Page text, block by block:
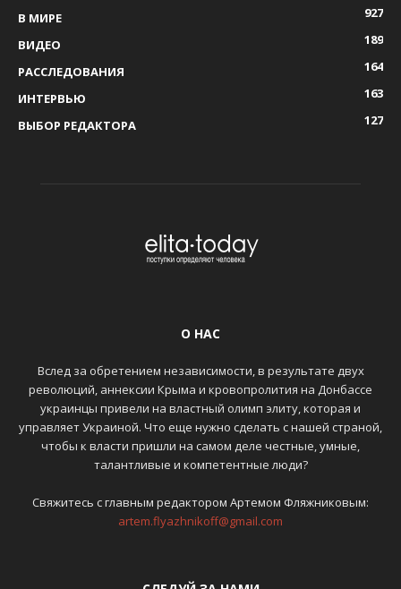
В МИРЕ
927
ВИДЕО
189
РАССЛЕДОВАНИЯ
164
ИНТЕРВЬЮ
163
ВЫБОР РЕДАКТОРА
127
О НАС
Вслед за обретением независимости, в результате двух
революций, аннексии Крыма и кровопролития на Донбассе
украинцы привели на властный олимп элиту, которая и
управляет Украиной. Что еще нужно сделать с нашей страной,
чтобы к власти пришли на самом деле честные, умные,
талантливые и компетентные люди?
Свяжитесь с главным редактором Артемом Фляжниковым:
artem.flyazhnikoff@gmail.com